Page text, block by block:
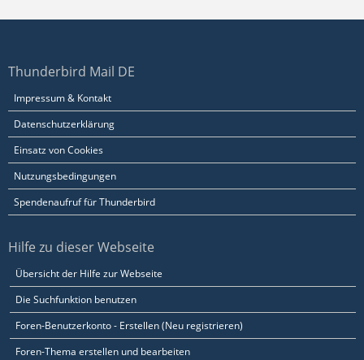
Thunderbird Mail DE
Impressum & Kontakt
Datenschutzerklärung
Einsatz von Cookies
Nutzungsbedingungen
Spendenaufruf für Thunderbird
Hilfe zu dieser Webseite
Übersicht der Hilfe zur Webseite
Die Suchfunktion benutzen
Foren-Benutzerkonto - Erstellen (Neu registrieren)
Foren-Thema erstellen und bearbeiten